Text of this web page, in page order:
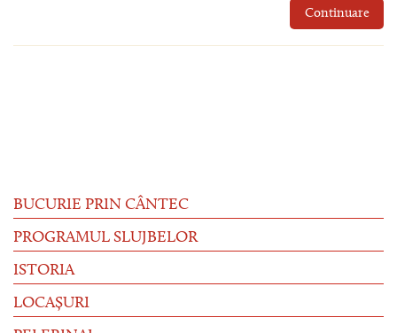
Continuare
BUCURIE PRIN CÂNTEC
PROGRAMUL SLUJBELOR
ISTORIA
LOCAȘURI